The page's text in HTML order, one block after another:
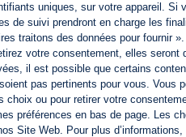
uniques, sur votre appareil. Si
de suivi prendront en charge les
traitons des données pour fournir
votre consentement, elles seront
il est possible que certains
pas pertinents pour vous. Vous
choix ou pour retirer votre
préférences en bas de page. Les
Site Web. Pour plus d’informations,